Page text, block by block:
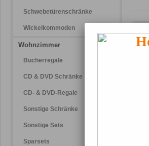
Schwebetürenschränke
Wickelkommoden
Wohnzimmer
Bücherregale
CD & DVD Schränke
CD- & DVD-Regale
Sonstige Schränke
Sonstige Sets
Sparsets